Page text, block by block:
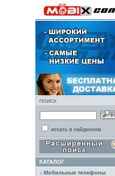
ПОИСК
искать в найденном
КАТАЛОГ
Мобильные телефоны